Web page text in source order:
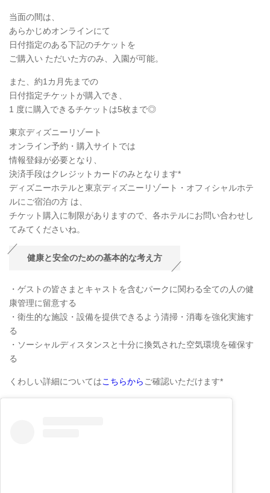
当面の間は、
あらかじめオンラインにて
日付指定のある下記のチケットを
ご購入い ただいた方のみ、入園が可能。
また、約1カ月先までの
日付指定チケットが購入でき、
1 度に購入できるチケットは5枚まで◎
東京ディズニーリゾート
オンライン予約・購入サイトでは
情報登録が必要となり、
決済手段はクレジットカードのみとなります*
ディズニーホテルと東京ディズニーリゾート・オフィシャルホテ
ルにご宿泊の方 は、
チケット購入に制限がありますので、各ホテルにお問い合わせし
てみてくださいね。
健康と安全のための基本的な考え方
・ゲストの皆さまとキャストを含むパークに関わる全ての人の健
康管理に留意する
・衛生的な施設・設備を提供できるよう清掃・消毒を強化実施す
る
・ソーシャルディスタンスと十分に換気された空気環境を確保す
る
くわしい詳細についてはこちらから ご確認いただけます*